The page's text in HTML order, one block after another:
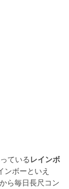
ている レインボ
ンボーといえ
ら毎日長尺コン